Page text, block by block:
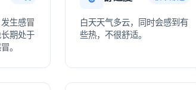
生感冒
期处于
。
白天天气多云，同时会感到有
些热，不很舒适。